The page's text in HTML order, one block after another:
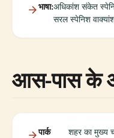
भाषा:अधिकांश संकेत
सरल स्पेनिश
आस-पास के
पार्क
शहर का मुख्य